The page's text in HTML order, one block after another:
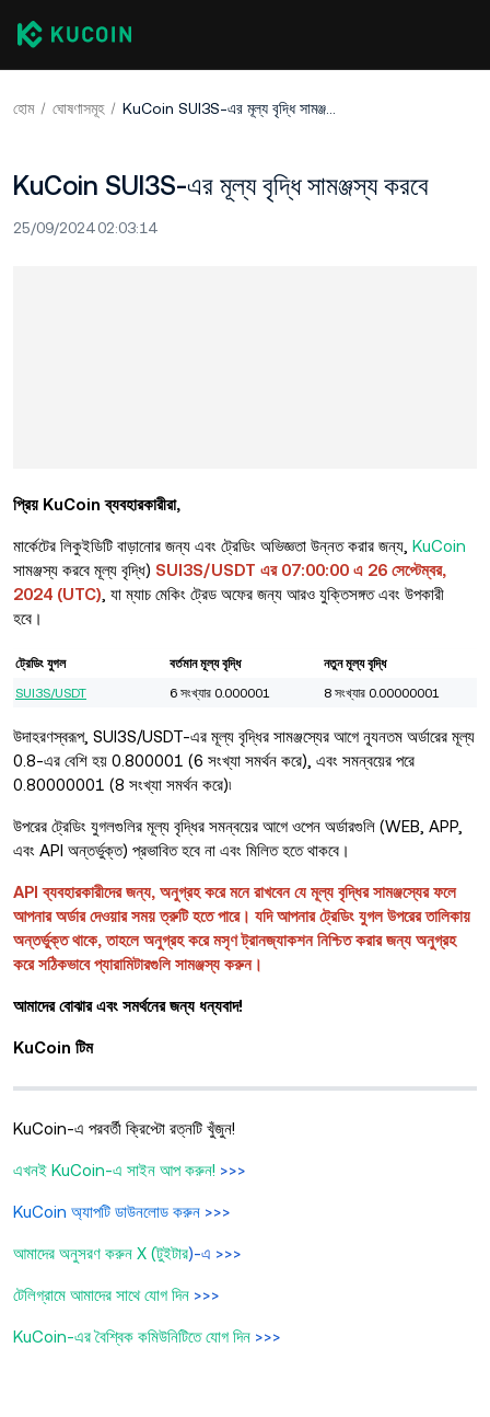
হোম ঘোষণাসমূহ KuCoin SUI3S-এর মূল্য বৃদ্ধি সামঞ্জস্য করবে
KuCoin SUI3S-এর মূল্য বৃদ্ধি সামঞ্জস্য করবে
25/09/2024 02:03:14
প্রিয় KuCoin ব্যবহারকারীরা,
মার্কেটের লিকুইডিটি বাড়ানোর জন্য এবং ট্রেডিং অভিজ্ঞতা উন্নত করার জন্য, KuCoin
সামঞ্জস্য করবে মূল্য বৃদ্ধি) SUI3S/USDT এর 07:00:00 এ 26 সেপ্টেম্বর,
2024 (UTC) , যা ম্যাচ মেকিং ট্রেড অফের জন্য আরও যুক্তিসঙ্গত এবং উপকারী
হবে।
ট্রেডিং যুগল বর্তমান মূল্য বৃদ্ধি
নতুন মূল্য বৃদ্ধি
SUI3S/USDT
6 সংখ্যার 0.000001 8 সংখ্যার 0.00000001
উদাহরণস্বরূপ, SUI3S/USDT-এর মূল্য বৃদ্ধির সামঞ্জস্যের আগে ন্যূনতম অর্ডারের মূল্য
0.8-এর বেশি হয় 0.800001 (6 সংখ্যা সমর্থন করে), এবং সমন্বয়ের পরে
0.80000001 (8 সংখ্যা সমর্থন করে)৷
উপরের ট্রেডিং যুগলগুলির মূল্য বৃদ্ধির সমন্বয়ের আগে ওপেন অর্ডারগুলি (WEB, APP,
এবং API অন্তর্ভুক্ত) প্রভাবিত হবে না এবং মিলিত হতে থাকবে।
API ব্যবহারকারীদের জন্য, অনুগ্রহ করে মনে রাখবেন যে মূল্য বৃদ্ধির সামঞ্জস্যের ফলে
আপনার অর্ডার দেওয়ার সময় ত্রুটি হতে পারে। যদি আপনার ট্রেডিং যুগল উপরের তালিকায়
অন্তর্ভুক্ত থাকে, তাহলে অনুগ্রহ করে মসৃণ ট্রানজ্যাকশন নিশ্চিত করার জন্য অনুগ্রহ
করে সঠিকভাবে প্যারামিটারগুলি সামঞ্জস্য করুন।
আমাদের বোঝার এবং সমর্থনের জন্য ধন্যবাদ!
KuCoin টিম
KuCoin-এ পরবর্তী ক্রিপ্টো রত্নটি খুঁজুন!
এখনই KuCoin-এ সাইন আপ করুন! >>>
KuCoin অ্যাপটি ডাউনলোড করুন >>>
আমাদের অনুসরণ করুন X (টুইটার)-এ >>>
টেলিগ্রামে আমাদের সাথে যোগ দিন >>>
KuCoin-এর বৈশ্বিক কমিউনিটিতে যোগ দিন >>>